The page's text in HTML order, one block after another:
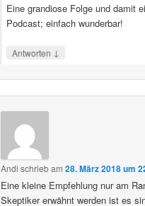
Eine grandiose Folge und damit
Podcast; einfach wunderbar!
Antworten ↓
Andi schriebam28. März 2018 um
Eine kleine Empfehlung nur am
Skeptiker erwähnt werden ist es